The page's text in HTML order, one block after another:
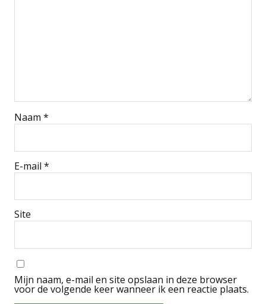
Naam *
E-mail *
Site
Mijn naam, e-mail en site opslaan in deze browser
voor de volgende keer wanneer ik een reactie plaats.